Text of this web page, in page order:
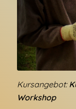
Kursangebot:
Workshop